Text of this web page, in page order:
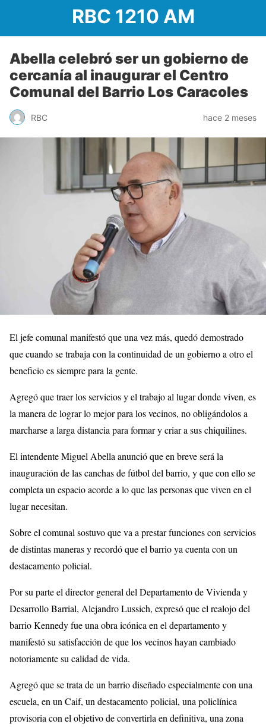
RBC 1210 AM
Abella celebró ser un gobierno de
cercanía al inaugurar el Centro
Comunal del Barrio Los Caracoles
RBC hace 2 meses
El jefe comunal manifestó que una vez más, quedó demostrado
que cuando se trabaja con la continuidad de un gobierno a otro el
beneficio es siempre para la gente.
Agregó que traer los servicios y el trabajo al lugar donde viven, es
la manera de lograr lo mejor para los vecinos, no obligándolos a
marcharse a larga distancia para formar y criar a sus chiquilines.
El intendente Miguel Abella anunció que en breve será la
inauguración de las canchas de fútbol del barrio, y que con ello se
completa un espacio acorde a lo que las personas que viven en el
lugar necesitan.
Sobre el comunal sostuvo que va a prestar funciones con servicios
de distintas maneras y recordó que el barrio ya cuenta con un
destacamento policial.
Por su parte el director general del Departamento de Vivienda y
Desarrollo Barrial, Alejandro Lussich, expresó que el realojo del
barrio Kennedy fue una obra icónica en el departamento y
manifestó su satisfacción de que los vecinos hayan cambiado
notoriamente su calidad de vida.
Agregó que se trata de un barrio diseñado especialmente con una
escuela, en un Caif, un destacamento policial, una policlínica
provisoria con el objetivo de convertirla en definitiva, una zona